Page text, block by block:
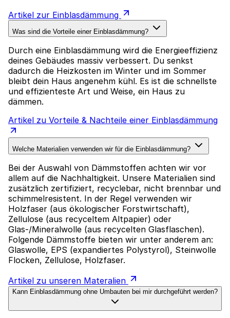
Artikel zur Einblasdämmung
Was sind die Vorteile einer Einblasdämmung?
Durch eine Einblasdämmung wird die Energieeffizienz
deines Gebäudes massiv verbessert. Du senkst
dadurch die Heizkosten im Winter und im Sommer
bleibt dein Haus angenehm kühl. Es ist die schnellste
und effizienteste Art und Weise, ein Haus zu
dämmen.
Artikel zu Vorteile & Nachteile einer Einblasdämmung
Welche Materialien verwenden wir für die Einblasdämmung?
Bei der Auswahl von Dämmstoffen achten wir vor
allem auf die Nachhaltigkeit. Unsere Materialien sind
zusätzlich zertifiziert, recyclebar, nicht brennbar und
schimmelresistent. In der Regel verwenden wir
Holzfaser (aus ökologischer Forstwirtschaft),
Zellulose (aus recyceltem Altpapier) oder
Glas-/Mineralwolle (aus recycelten Glasflaschen).
Folgende Dämmstoffe bieten wir unter anderem an:
Glaswolle, EPS (expandiertes Polystyrol), Steinwolle
Flocken, Zellulose, Holzfaser.
Artikel zu unseren Materalien
Kann Einblasdämmung ohne Umbauten bei mir durchgeführt werden?